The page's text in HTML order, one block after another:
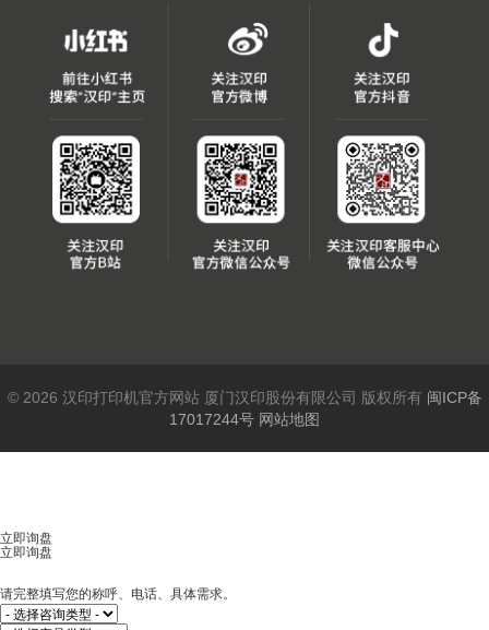
© 2026 汉印打印机官方网站 厦门汉印股份有限公司 版权所有 闽ICP备
17017244号 网站地图
立即询盘
立即询盘
请完整填写您的称呼、电话、具体需求。